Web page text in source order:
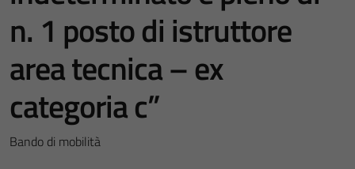
n. 1 posto di istruttore
area tecnica – ex
categoria c”
Bando di mobilità